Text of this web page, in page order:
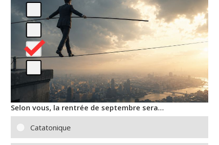
Selon vous, la rentrée de septembre sera…
Catatonique